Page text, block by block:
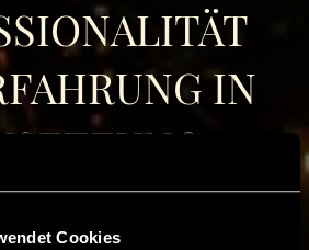
Cookies
IN